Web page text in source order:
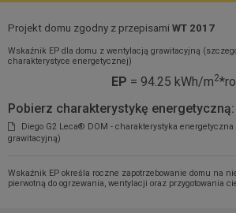
Projekt domu zgodny z przepisami WT 2017
Wskaźnik EP dla domu z wentylacją grawitacyjną
charakterystyce energetycznej)
EP = 94.25 kWh/m2
Pobierz charakterystykę energetyczną:
Diego G2 Leca® DOM - charakterystyka
grawitacyjną)
Wskaźnik EP określa roczne zapotrzebowanie domu na
pierwotną do ogrzewania, wentylacji oraz przygotowania